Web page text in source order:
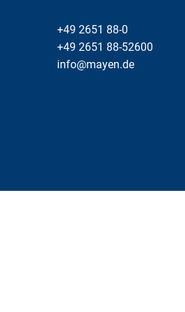
+49 2651 88-0
+49 2651 88-52600
info@mayen.de